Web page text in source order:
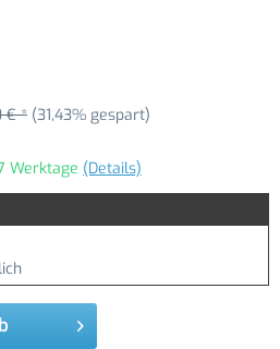
€ * (31,43% gespart)
Werktage (Details)